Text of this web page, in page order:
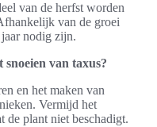
van de herfst worden
van de groei
nodig zijn.
van taxus?
en het maken van
Vermijd het
de plant niet beschadigt.